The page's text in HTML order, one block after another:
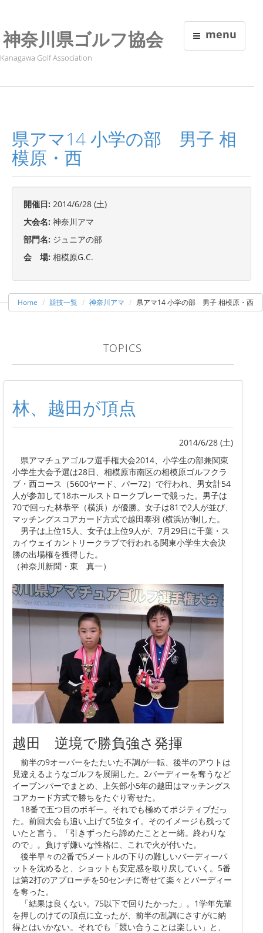
menu
神奈川県ゴルフ協会
Kanagawa Golf Association
県アマ14 小学の部 男子 相
模原・西
開催日: 2014/6/28 (土)
大会名: 神奈川アマ
部門名: ジュニアの部
会 場: 相模原G.C.
Home 競技一覧 神奈川アマ 県アマ14 小学の部 男子 相模原・西
TOPICS
林、越田が頂点
2014/6/28 (土)
県アマチュアゴルフ選手権大会2014、小学生の部兼関東
小学生大会予選は28日、相模原市南区の相模原ゴルフクラ
ブ・西コース（5600ヤード、パー72）で行われ、男女計54
人が参加して18ホールストロークプレーで競った。男子は
70で回った林恭平（横浜）が優勝。女子は81で2人が並び、
マッチングスコアカード方式で越田泰羽 (横浜)が制した。
男子は上位15人、女子は上位9人が、7月29日に千葉・ス
カイウェイカントリークラブで行われる関東小学生大会決
勝の出場権を獲得した。
（神奈川新聞・東 真一）
越田 逆境で勝負強さ発揮
前半の9オーバーをたたいた不調が一転、後半のアウトは
見違えるようなゴルフを展開した。2バーディーを奪うなど
イーブンパーでまとめ、上矢部小5年の越田はマッチングス
コアカード方式で勝ちをたぐり寄せた。
18番で五つ目のボギー。それでも極めてポジティブだっ
た。前回大会も追い上げて5位タイ。そのイメージも残って
いたと言う。「引きずったら諦めたことと一緒。終わりな
ので」。負けず嫌いな性格に、これで火が付いた。
後半早々の2番で5メートルの下りの難しいバーディーパ
ットを沈めると、ショットも安定感を取り戻していく。5番
は第2打のアプローチを50センチに寄せて楽々とバーディー
を奪った。
「結果は良くない。75以下で回りたかった」。1学年先輩
を押しのけての頂点に立ったが、前半の乱調にさすがに納
得とはいかない。それでも「競い合うことは楽しい」と、